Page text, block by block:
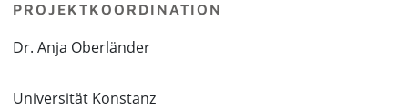
PROJEKTKOORDINATION
Dr. Anja Oberländer
Universität Konstanz